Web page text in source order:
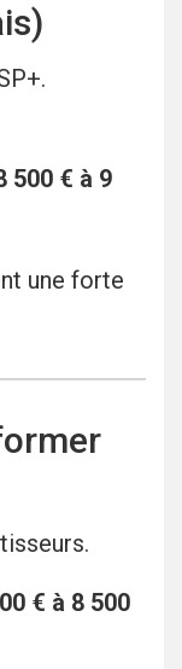
500 € à 9
une forte
€ à 8 500